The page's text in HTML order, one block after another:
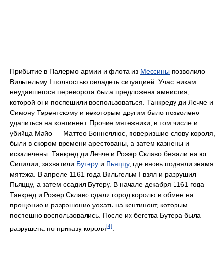
Прибытие в Палермо армии и флота из Мессины позволило
Вильгельму I полностью овладеть ситуацией. Участникам
неудавшегося переворота была предложена амнистия,
которой они поспешили воспользоваться. Танкреду ди Лечче и
Симону Тарентскому и некоторым другим было позволено
удалиться на континент. Прочие мятежники, в том числе и
убийца Майо — Маттео Боннеллюс, поверившие слову короля,
были в скором времени арестованы, а затем казнены и
искалечены. Танкред ди Лечче и Рожер Склаво бежали на юг
Сицилии, захватили Бутеру и Пьяццу, где вновь подняли знамя
мятежа. В апреле 1161 года Вильгельм I взял и разрушил
Пьяццу, а затем осадил Бутеру. В начале декабря 1161 года
Танкред и Рожер Склаво сдали город королю в обмен на
прощение и разрешение уехать на континент, которым
поспешно воспользовались. После их бегства Бутера была
разрушена по приказу короля[4]